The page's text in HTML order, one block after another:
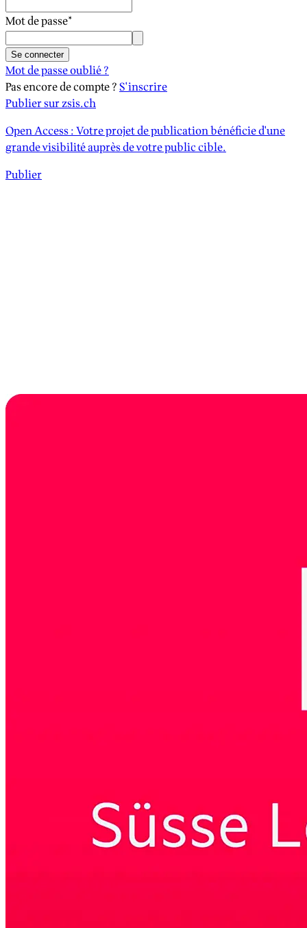
Mot de passe*
Se connecter
Mot de passe oublié ?
Pas encore de compte ?S'inscrire
Publier sur zsis.ch
Open Access : Votre projet de publication bénéficie d'une
grande visibilité auprès de votre public cible.
Publier